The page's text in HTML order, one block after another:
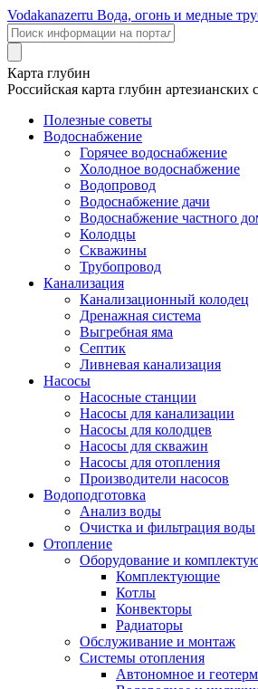
Vodakanazerru Вода, огонь и медные
Карта глубин
Российская карта глубин
Полезные советы
Водоснабжение
Горячее водоснабжение
Холодное водоснабжение
Водопровод
Водоснабжение дачи
Водоснабжение частного
Колодцы
Скважины
Трубопровод
Канализация
Канализационный колодец
Дренажная система
Выгребная яма
Септик
Ливневая канализация
Насосы
Насосные станции
Насосы для канализации
Насосы для колодцев
Насосы для скважин
Насосы для отопления
Производители насосов
Водоподготовка
Анализ воды
Очистка и фильтрация воды
Отопление
Оборудование и
Комплектующие
Котлы
Конвекторы
Радиаторы
Обслуживание и монтаж
Системы отопления
Автономное и